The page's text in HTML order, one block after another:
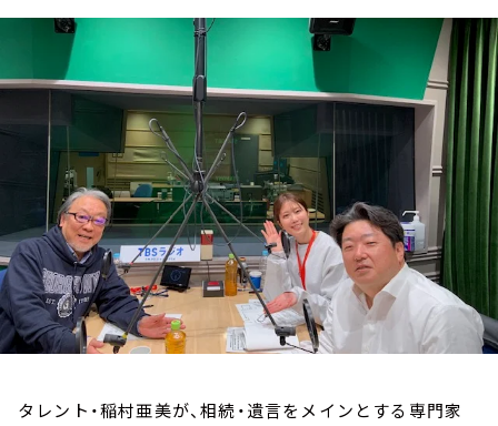
トピックス
TBS Podcast
お知らせ
イベント・グッズ
YouTube
会社情報
タレント・稲村亜美が、相続・遺言をメインとする専門家